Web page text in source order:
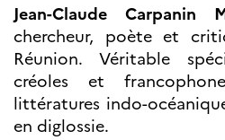
Jean-Claude Carpanin
chercheur, poète et
Réunion. Véritable
créoles et
littératures indo-
en diglossie.